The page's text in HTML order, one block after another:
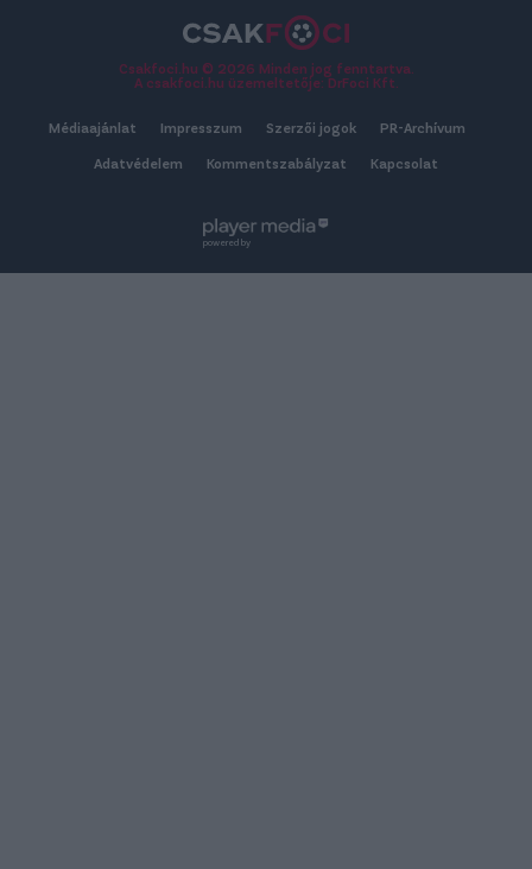
Csakfoci.hu © 2026 Minden jog fenntartva.
A csakfoci.hu üzemeltetője: DrFoci Kft.
Médiaajánlat Impresszum Szerzői jogok PR-Archívum
Adatvédelem Kommentszabályzat Kapcsolat
powered by